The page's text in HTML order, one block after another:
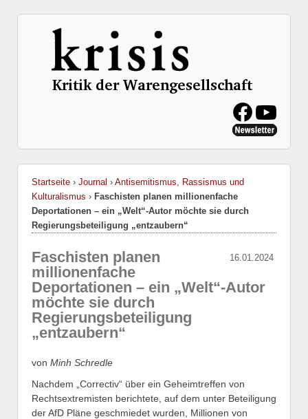
Startseite › Journal › Antisemitismus, Rassismus und
Kulturalismus › Faschisten planen millionenfache
Deportationen – ein „Welt“-Autor möchte sie durch
Regierungsbeteiligung „entzaubern“
16.01.2024
Faschisten planen
millionenfache
Deportationen – ein „Welt“-Autor
möchte sie durch
Regierungsbeteiligung
„entzaubern“
von Minh Schredle
Nachdem „Correctiv“ über ein Geheimtreffen von
Rechtsextremisten berichtete, auf dem unter Beteiligung
der AfD Pläne geschmiedet wurden, Millionen von